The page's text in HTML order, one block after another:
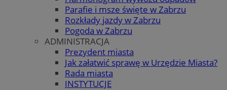
Parafie i msze święte w Zabrzu
Rozkłady jazdy w Zabrzu
Pogoda w Zabrzu
ADMINISTRACJA
Prezydent miasta
Jak załatwić sprawę w Urzędzie Miasta?
Rada miasta
INSTYTUCJE